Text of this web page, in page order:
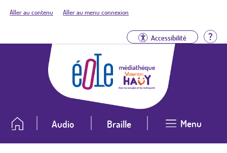
Aller au contenu Aller au menu connexion
Accessibilité
Audio Braille Menu